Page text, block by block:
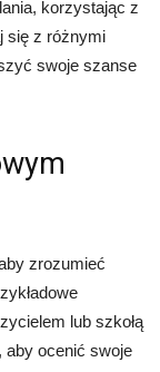
korzystając z
się z różnymi
swoje szanse
zrozumieć
lub szkołą
aby ocenić swoje